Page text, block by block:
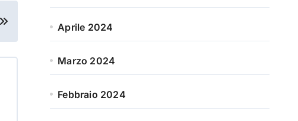
Aprile 2024
Marzo 2024
Febbraio 2024